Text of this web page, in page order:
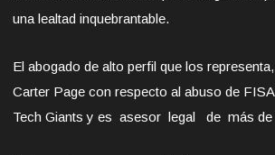
una lealtad inquebrantable.
El abogado de alto perfil que los
Carter Page con respecto al abuso de
Tech Giants y es asesor legal de más de